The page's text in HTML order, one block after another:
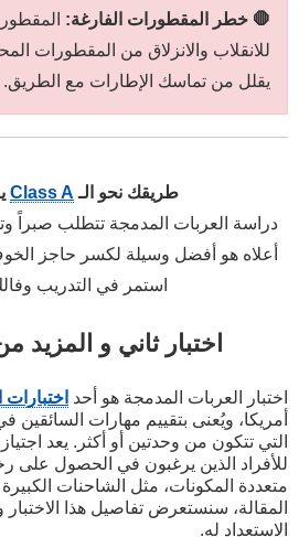
🛑 خطر المقطورات الفارغة:
للانقلاب والانزلاق من المقطورات
يقلل من تماسك الإطارات مع الطريق.
طريقك نحو الـ Class A
دراسة العربات المدمجة تتطلب صبراً
أعلاه هو أفضل وسيلة لكسر حاجز
استمر في التدريب
اختبار ثاني و المزيد
اختبار العربات المدمجة هو أحد اختبارات
أمريكا، ويُعنى بتقييم مهارات السائقين
التي تتكون من وحدتين أو أكثر. يعد
للأفراد الذين يرغبون في الحصول على
متعددة المكونات، مثل الشاحنات
المقالة، سنستعرض تفاصيل هذا الاختبار
الاستعداد له.